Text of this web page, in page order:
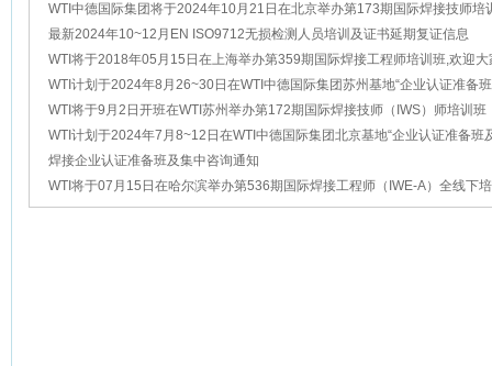
WTI中德国际集团将于2024年10月21日在北京举办第173期国际焊接技师培
迎大家踊跃报名
最新2024年10~12月EN ISO9712无损检测人员培训及证书延期复证信息
WTI将于2018年05月15日在上海举办第359期国际焊接工程师培训班,欢迎大
名！
WTI计划于2024年8月26~30日在WTI中德国际集团苏州基地“企业认证准备
咨询”
WTI将于9月2日开班在WTI苏州举办第172期国际焊接技师（IWS）师培训班
家踊跃报名！
WTI计划于2024年7月8~12日在WTI中德国际集团北京基地“企业认证准备班
询”
焊接企业认证准备班及集中咨询通知
WTI将于07月15日在哈尔滨举办第536期国际焊接工程师（IWE-A）全线下
迎大家踊跃报名！